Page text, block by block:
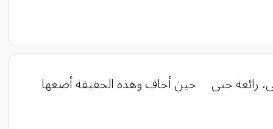
رائعة حتى حين أخاف وهذه الحقيقة أضعها